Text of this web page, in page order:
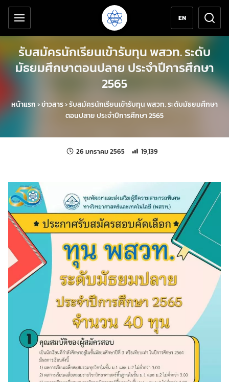
ข้ามไปยังเนื้อหาหลัก
เครื่องมือช่วยเหลือ
EN
รับสมัครนักเรียนเข้ารับทุน พสวท. ระดับ
มัธยมศึกษาตอนปลาย ประจำปีการศึกษา
2565
หน้าแรก ›ข่าวสาร›รับสมัครนักเรียนเข้ารับทุน พสวท. ระดับมัธยมศึกษา
ตอนปลาย ประจำปีการศึกษา 2565
26 มกราคม 2565 แก้ไขล่าสุดเมื่อ:
จำนวนการเข้าชม 19,139 ครั้ง
19,139